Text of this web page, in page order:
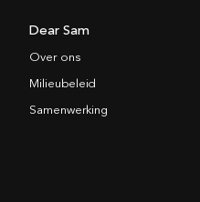
Dear Sam
Over ons
Milieubeleid
Samenwerking